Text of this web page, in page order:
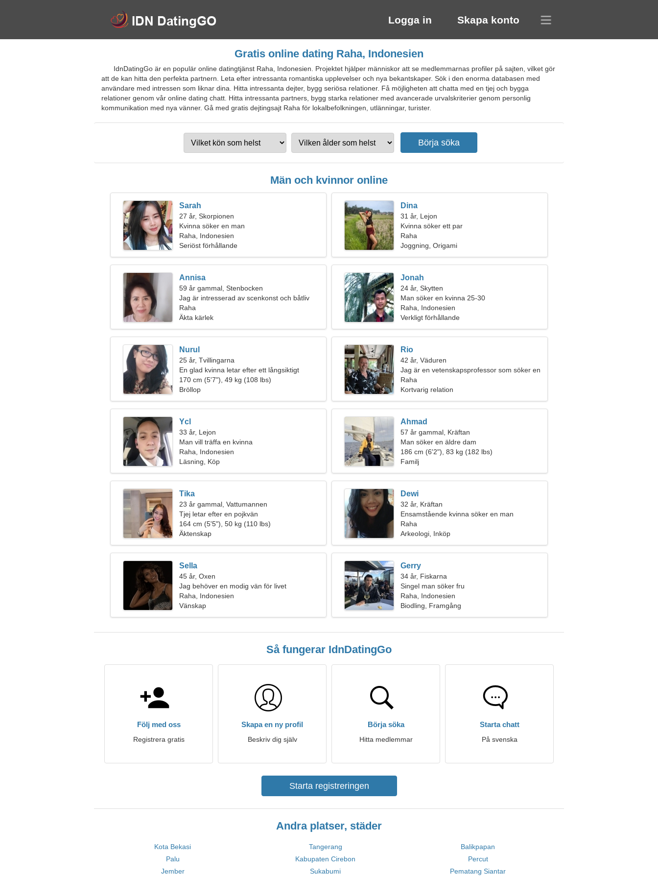
Logga in Skapa konto
Gratis online dating Raha, Indonesien
IdnDatingGo är en populär online datingtjänst Raha, Indonesien. Projektet hjälper människor att se medlemmarnas profiler på sajten, vilket gör
att de kan hitta den perfekta partnern. Leta efter intressanta romantiska upplevelser och nya bekantskaper. Sök i den enorma databasen med
användare med intressen som liknar dina. Hitta intressanta dejter, bygg seriösa relationer. Få möjligheten att chatta med en tjej och bygga
relationer genom vår online dating chatt. Hitta intressanta partners, bygg starka relationer med avancerade urvalskriterier genom personlig
kommunikation med nya vänner. Gå med gratis dejtingsajt Raha för lokalbefolkningen, utlänningar, turister.
Män och kvinnor online
Sarah
27 år, Skorpionen
Kvinna söker en man
Raha, Indonesien
Seriöst förhållande
Dina
31 år, Lejon
Kvinna söker ett par
Raha
Joggning, Origami
Annisa
59 år gammal, Stenbocken
Jag är intresserad av scenkonst och båtliv
Raha
Äkta kärlek
Jonah
24 år, Skytten
Man söker en kvinna 25-30
Raha, Indonesien
Verkligt förhållande
Nurul
25 år, Tvillingarna
En glad kvinna letar efter ett långsiktigt
förhållande
170 cm (5'7"), 49 kg (108 lbs)
Bröllop
Rio
42 år, Väduren
Jag är en vetenskapsprofessor som söker en
extraordinär kvinna
Raha
Kortvarig relation
Ycl
33 år, Lejon
Man vill träffa en kvinna
Raha, Indonesien
Läsning, Köp
Ahmad
57 år gammal, Kräftan
Man söker en äldre dam
186 cm (6'2"), 83 kg (182 lbs)
Familj
Tika
23 år gammal, Vattumannen
Tjej letar efter en pojkvän
164 cm (5'5"), 50 kg (110 lbs)
Äktenskap
Dewi
32 år, Kräftan
Ensamstående kvinna söker en man
Raha
Arkeologi, Inköp
Sella
45 år, Oxen
Jag behöver en modig vän för livet
Raha, Indonesien
Vänskap
Gerry
34 år, Fiskarna
Singel man söker fru
Raha, Indonesien
Biodling, Framgång
Så fungerar IdnDatingGo
Följ med oss
Registrera gratis
Skapa en ny profil
Beskriv dig själv
Börja söka
Hitta medlemmar
Starta chatt
På svenska
Starta registreringen
Andra platser, städer
Kota Bekasi Tangerang
Balikpapan
Palu
Kabupaten Cirebon
Percut
Jember
Sukabumi Pematang Siantar